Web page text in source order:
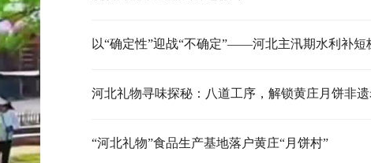
以“确定性”迎战“不确定”——河北主汛期水利补短
河北礼物寻味探秘：八道工序，解锁黄庄月饼非
“河北礼物”食品生产基地落户黄庄“月饼村”